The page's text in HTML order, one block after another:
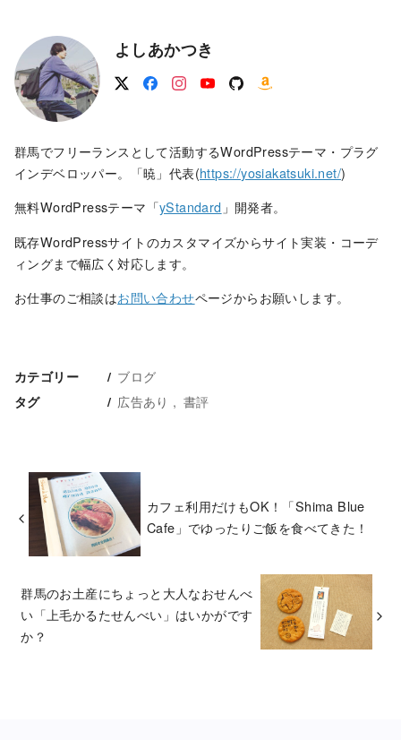
よしあかつき
群馬でフリーランスとして活動するWordPressテーマ・プラグ
インデベロッパー。「暁」代表(https://yosiakatsuki.net/)
無料WordPressテーマ「yStandard 」開発者。
既存WordPressサイトのカスタマイズからサイト実装・コーデ
ィングまで幅広く対応します。
お仕事のご相談はお問い合わせページからお願いします。
カテゴリー ブログ
タグ 広告あり 書評
カフェ利用だけもOK！「Shima Blue
Cafe」でゆったりご飯を食べてきた！
群馬のお土産にちょっと大人なおせんべ
い「上毛かるたせんべい」はいかがです
か？